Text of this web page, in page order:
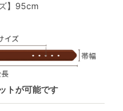
】95cm
トが可能です